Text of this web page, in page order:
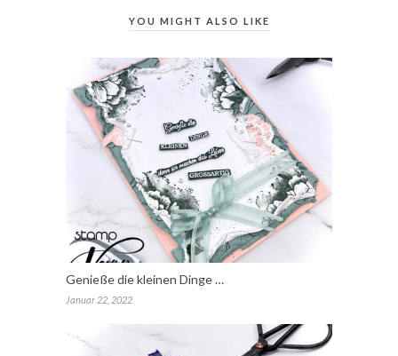
YOU MIGHT ALSO LIKE
Genieße die kleinen Dinge …
Januar 22, 2022